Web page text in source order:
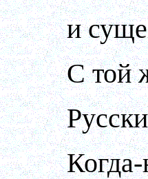
и
С той